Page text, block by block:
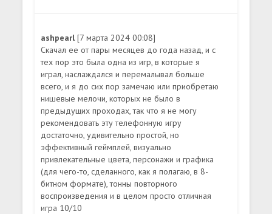
ashpearl[7 марта 2024 00:08]
Скачал ее от пары месяцев до года назад, и с
тех пор это была одна из игр, в которые я
играл, наслаждался и перемалывал больше
всего, и я до сих пор замечаю или приобретаю
нишевые мелочи, которых не было в
предыдущих проходах, так что я не могу
рекомендовать эту телефонную игру
достаточно, удивительно простой, но
эффективный геймплей, визуально
привлекательные цвета, персонажи и графика
(для чего-то, сделанного, как я полагаю, в 8-
битном формате), тонны повторного
воспроизведения и в целом просто отличная
игра 10/10